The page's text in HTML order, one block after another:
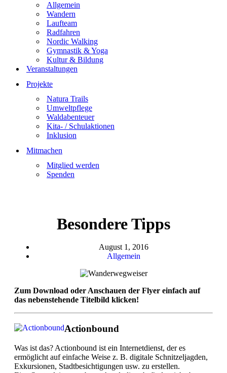
Allgemein
Wandern
Laufteam
Radfahren
Nordic Walking
Gymnastik & Yoga
Kultur & Bildung
Veranstaltungen
Projekte
Natura Trails
Umweltpflege
Waldabenteuer
Kita- / Schulaktionen
Inklusion
Mitmachen
Mitglied werden
Spenden
Besondere Tipps
August 1, 2016
Allgemein
Zum Download oder Anschauen der Flyer einfach auf
das nebenstehende Titelbild klicken!
Actionbound
Was ist das? Actionbound ist ein Internetdienst, der es
ermöglicht auf einfache Weise z. B. digitale Schnitzeljagden,
Exkursionen, Stadtbesichtigungen usw. zu erstellen.